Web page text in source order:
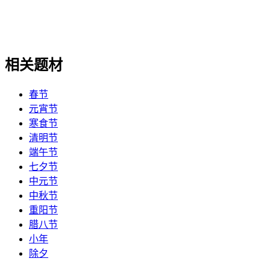
相关题材
春节
元宵节
寒食节
清明节
端午节
七夕节
中元节
中秋节
重阳节
腊八节
小年
除夕